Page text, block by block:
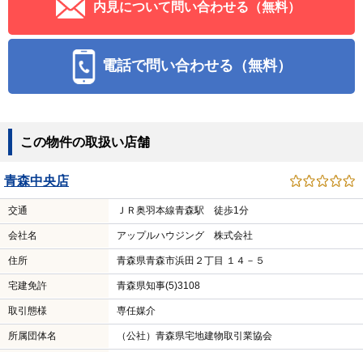
内見について問い合わせる（無料）
電話で問い合わせる（無料）
この物件の取扱い店舗
青森中央店
交通 ＪＲ奥羽本線青森駅 徒歩1分
会社名 アップルハウジング 株式会社
住所 青森県青森市浜田２丁目 １４－５
宅建免許 青森県知事(5)3108
取引態様 専任媒介
所属団体名 （公社）青森県宅地建物取引業協会